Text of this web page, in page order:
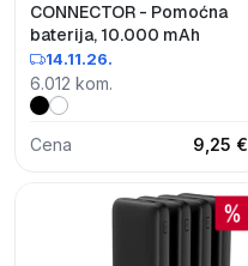
CONNECTOR - Pomoćna
baterija, 10.000 mAh
14.11.26.
6.012 kom.
Cena 9,25 €